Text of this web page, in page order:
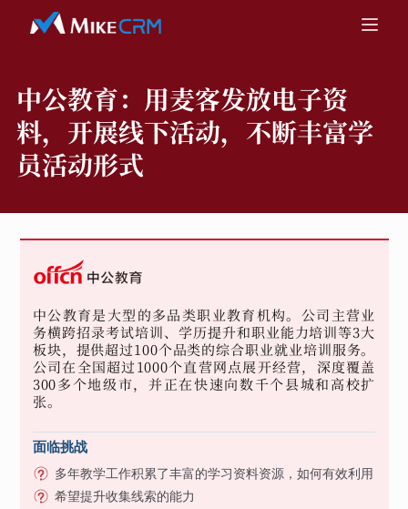
中公教育： 用麦客发放电子资
料，开展线下活动，不断丰富学
员活动形式
中公教育是大型的多品类职业教育机构。公司主营业
务横跨招录考试培训、学历提升和职业能力培训等3大
板块，提供超过100个品类的综合职业就业培训服务。
公司在全国超过1000个直营网点展开经营，深度覆盖
300多个地级市，并正在快速向数千个县城和高校扩
张。
面临挑战
多年教学工作积累了丰富的学习资料资源，如何有效利用
希望提升收集线索的能力